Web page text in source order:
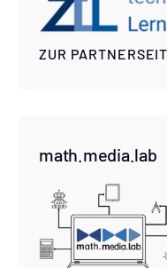
ZUR
math.media.lab